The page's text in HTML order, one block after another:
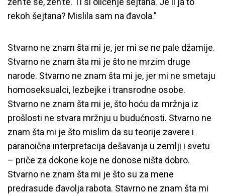
rekoh šejtana? Mislila sam na đavola.”
Stvarno ne znam šta mi je, jer mi se ne pale džamije.
Stvarno ne znam šta mi je što ne mrzim druge
narode. Stvarno ne znam šta mi je, jer mi ne smetaju
homoseksualci, lezbejke i transrodne osobe.
Stvarno ne znam šta mi je, što hoću da mržnja iz
prošlosti ne stvara mržnju u budućnosti. Stvarno ne
znam šta mi je što mislim da su teorije zavere i
paranoična interpretacija dešavanja u zemlji i svetu
– priče za dokone koje ne donose ništa dobro.
Stvarno ne znam šta mi je što su za mene
predrasude đavolja rabota. Stavrno ne znam šta mi